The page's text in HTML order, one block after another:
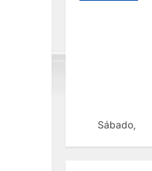
Sábado,